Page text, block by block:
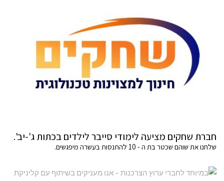
חברת שחקים מציעה לימודי סייבר לילדים בכתות ג'-יב'.
שלחנו את שוהם שכטר בת ה - 10 להתנסות בעשרה מיפגשים.